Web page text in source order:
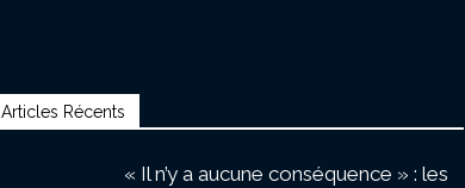
Articles Récents
« Il n’y a aucune conséquence » : les